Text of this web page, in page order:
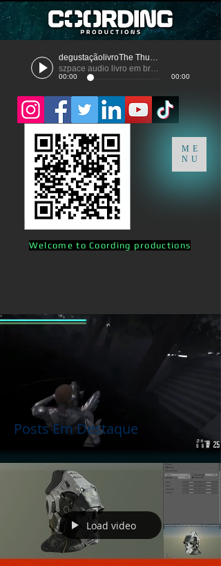
degustaçãolivroThe Thunder
szpace audio livro em breve
00:00 00:00
ME
NU
Welcome to Coording productions
Posts Em Destaque
Load video